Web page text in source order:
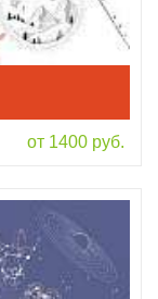
от 1400 руб.